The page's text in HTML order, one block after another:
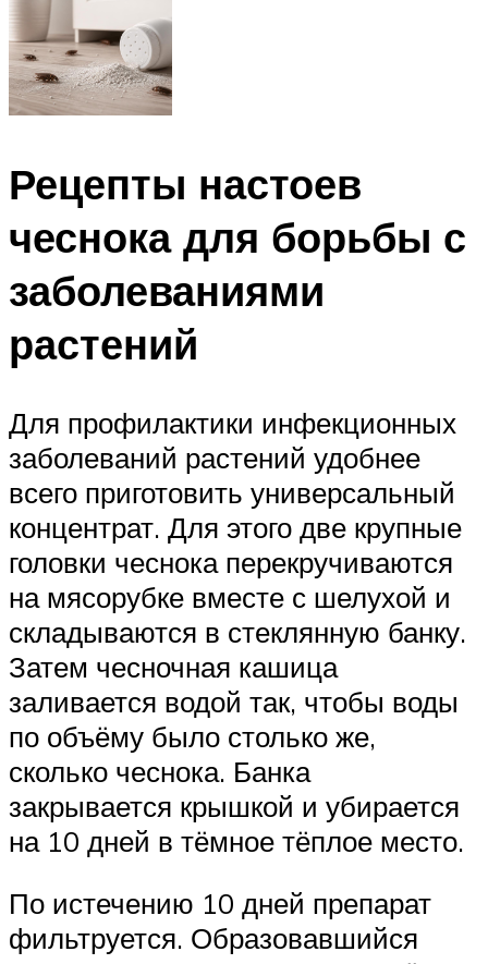
Рецепты настоев
чеснока для борьбы с
заболеваниями
растений
Для профилактики инфекционных
заболеваний растений удобнее
всего приготовить универсальный
концентрат. Для этого две крупные
головки чеснока перекручиваются
на мясорубке вместе с шелухой и
складываются в стеклянную банку.
Затем чесночная кашица
заливается водой так, чтобы воды
по объёму было столько же,
сколько чеснока. Банка
закрывается крышкой и убирается
на 10 дней в тёмное тёплое место.
По истечению 10 дней препарат
фильтруется. Образовавшийся